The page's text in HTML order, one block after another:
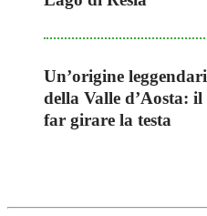
Un’origine
della Valle d’Aosta:
far girare la testa